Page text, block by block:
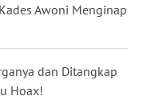
Awoni Menginap
dan Ditangkap
Hoax!